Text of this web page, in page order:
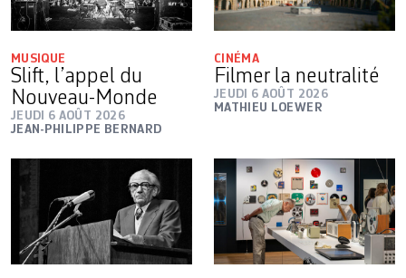
MUSIQUE
Slift, l’appel du
Nouveau-Monde
JEUDI 6 AOÛT 2026
JEAN-PHILIPPE BERNARD
CINÉMA
Filmer la neutralité
JEUDI 6 AOÛT 2026
MATHIEU LOEWER